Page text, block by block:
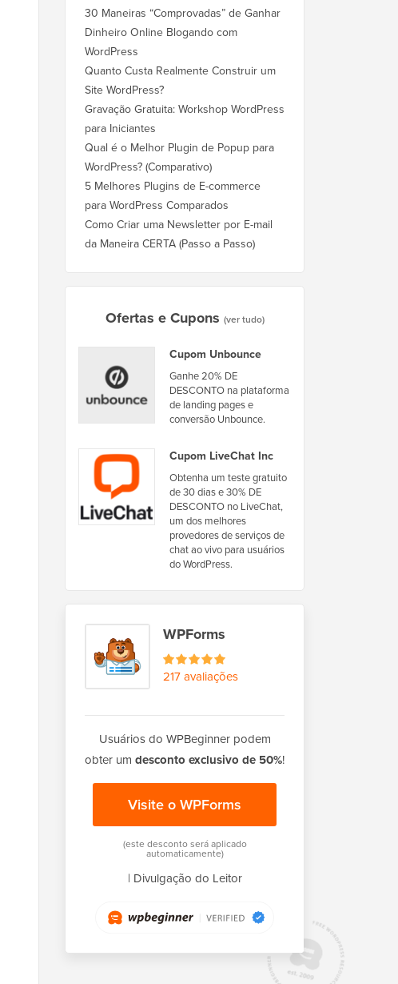
30 Maneiras “Comprovadas” de Ganhar
Dinheiro Online Blogando com
WordPress
Quanto Custa Realmente Construir um
Site WordPress?
Gravação Gratuita: Workshop WordPress
para Iniciantes
Qual é o Melhor Plugin de Popup para
WordPress? (Comparativo)
5 Melhores Plugins de E-commerce
para WordPress Comparados
Como Criar uma Newsletter por E-mail
da Maneira CERTA (Passo a Passo)
Ofertas e Cupons (ver tudo)
Cupom Unbounce
Ganhe 20% DE
DESCONTO na plataforma
de landing pages e
conversão Unbounce.
Cupom LiveChat Inc
Obtenha um teste gratuito
de 30 dias e 30% DE
DESCONTO no LiveChat,
um dos melhores
provedores de serviços de
chat ao vivo para usuários
do WordPress.
WPForms
217 avaliações
Usuários do WPBeginner podem
obter um desconto exclusivo de 50%!
Visite o WPForms
(este desconto será aplicado
automaticamente)
| Divulgação do Leitor